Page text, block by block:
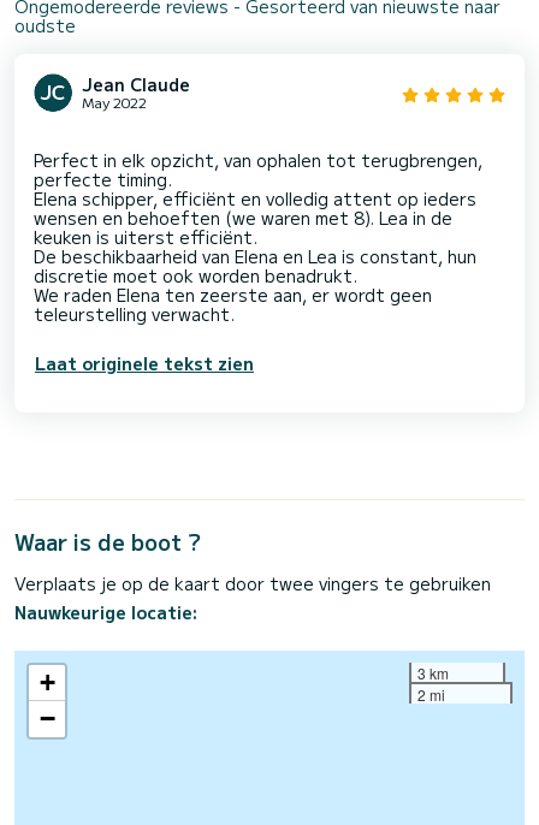
Ongemodereerde reviews - Gesorteerd van nieuwste naar
oudste
Jean Claude
May 2022
Perfect in elk opzicht, van ophalen tot terugbrengen,
perfecte timing.
Elena schipper, efficiënt en volledig attent op ieders
wensen en behoeften (we waren met 8). Lea in de
keuken is uiterst efficiënt.
De beschikbaarheid van Elena en Lea is constant, hun
discretie moet ook worden benadrukt.
We raden Elena ten zeerste aan, er wordt geen
Laat originele tekst zien
Waar is de boot ?
Verplaats je op de kaart door twee vingers te gebruiken
Nauwkeurige locatie:
+
−
3 km
2 mi